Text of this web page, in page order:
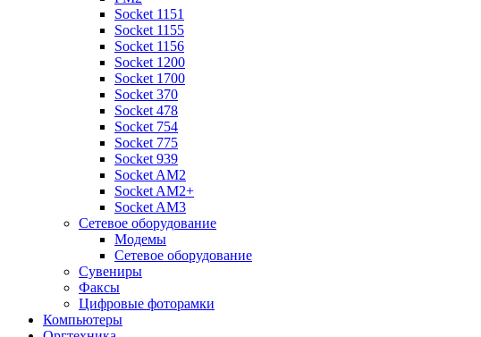
Socket 1151
Socket 1155
Socket 1156
Socket 1200
Socket 1700
Socket 370
Socket 478
Socket 754
Socket 775
Socket 939
Socket AM2
Socket AM2+
Socket AM3
Сетевое оборудование
Модемы
Сетевое оборудование
Сувениры
Факсы
Цифровые фоторамки
Компьютеры